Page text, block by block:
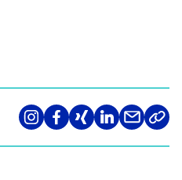
Teilen
auf
Teilen
auf
Teilen
auf
Teilen
auf
Teilen
über
Link